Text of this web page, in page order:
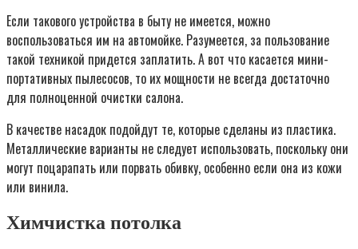
Если такового устройства в быту не имеется, можно
воспользоваться им на автомойке. Разумеется, за пользование
такой техникой придется заплатить. А вот что касается мини-
портативных пылесосов, то их мощности не всегда достаточно
для полноценной очистки салона.
В качестве насадок подойдут те, которые сделаны из пластика.
Металлические варианты не следует использовать, поскольку они
могут поцарапать или порвать обивку, особенно если она из кожи
или винила.
Химчистка потолка